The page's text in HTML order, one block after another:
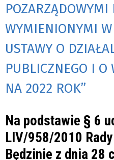
WYMIENIONYMI W
USTAWY O
PUBLICZNEGO I O
NA 2022 ROK”
Na podstawie § 6
LIV/958/2010
Będzinie z dnia 28